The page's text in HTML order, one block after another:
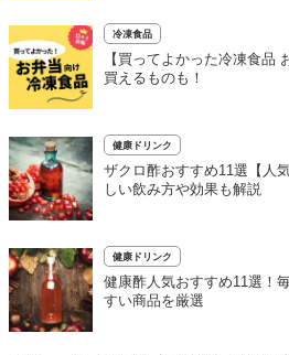
冷凍食品
【買ってよかった冷凍食品
買えるものも！
健康ドリンク
ザクロ酢おすすめ11選【人
しい飲み方や効果も解説
健康ドリンク
健康酢人気おすすめ11選！
すい商品を厳選